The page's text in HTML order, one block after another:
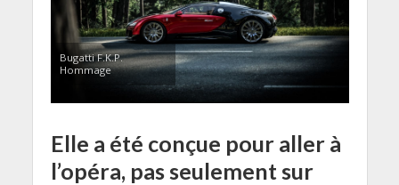
Bugatti F.K.P.
Hommage
Elle a été conçue pour aller à
l’opéra, pas seulement sur